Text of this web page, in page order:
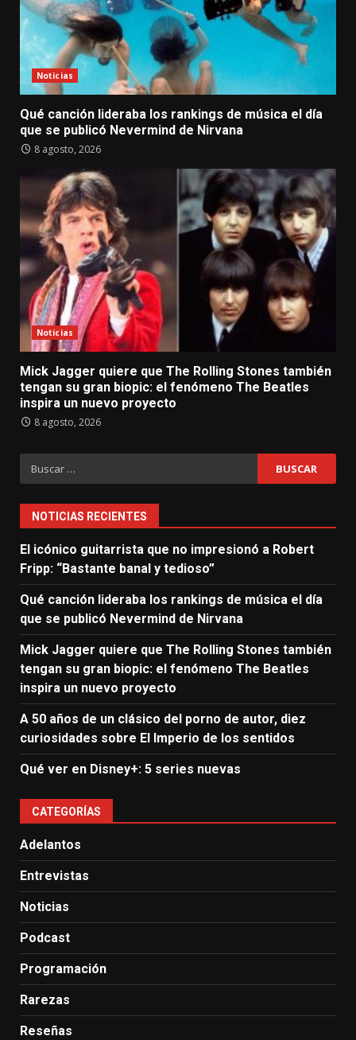
Noticias
Qué canción lideraba los rankings de música el día
que se publicó Nevermind de Nirvana
8 agosto, 2026
Noticias
Mick Jagger quiere que The Rolling Stones también
tengan su gran biopic: el fenómeno The Beatles
inspira un nuevo proyecto
8 agosto, 2026
Buscar:
NOTICIAS RECIENTES
El icónico guitarrista que no impresionó a Robert
Fripp: “Bastante banal y tedioso”
Qué canción lideraba los rankings de música el día
que se publicó Nevermind de Nirvana
Mick Jagger quiere que The Rolling Stones también
tengan su gran biopic: el fenómeno The Beatles
inspira un nuevo proyecto
A 50 años de un clásico del porno de autor, diez
curiosidades sobre El Imperio de los sentidos
Qué ver en Disney+: 5 series nuevas
CATEGORÍAS
Adelantos
Entrevistas
Noticias
Podcast
Programación
Rarezas
Reseñas